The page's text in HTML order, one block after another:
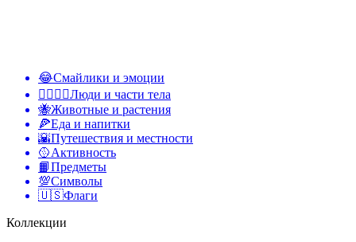
😂Смайлики и эмоции
👩‍❤️‍💋‍👨Люди и части тела
🐝Животные и растения
🍕Еда и напитки
🌇Путешествия и местности
🥎Активность
📙Предметы
💯Символы
🇺🇸Флаги
Коллекции